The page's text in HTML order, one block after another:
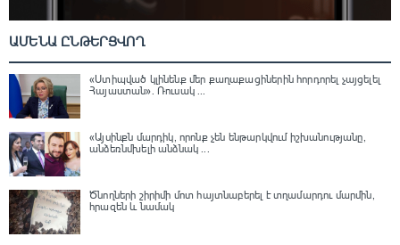
ԱՄԵՆԱ ԸՆԹԵՐՑՎՈՂ
«Ստիպված կլինենք մեր քաղաքացիներին հորդորել չայցելել
Հայաստան»․ Ռուսակ ...
«Այսինքն մարդիկ, որոնք չեն ենթարկվում իշխանությանը,
անձեռնմխելի անձնակ ...
Ծնողների շիրիմի մոտ հայտնաբերել է տղամարդու մարմին,
հրազեն և նամակ